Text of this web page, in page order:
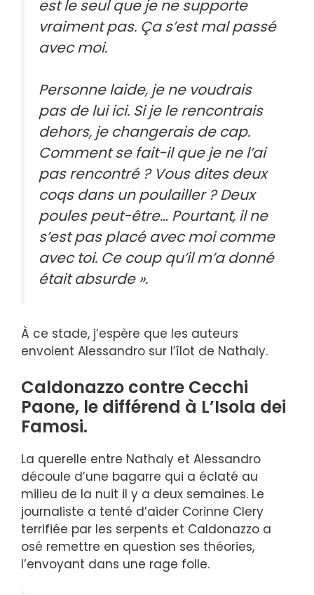
est le seul que je ne supporte
vraiment pas. Ça s’est mal passé
avec moi.
Personne laide, je ne voudrais
pas de lui ici. Si je le rencontrais
dehors, je changerais de cap.
Comment se fait-il que je ne l’ai
pas rencontré ? Vous dites deux
coqs dans un poulailler ? Deux
poules peut-être… Pourtant, il ne
s’est pas placé avec moi comme
avec toi. Ce coup qu’il m’a donné
était absurde ».
À ce stade, j’espère que les auteurs
envoient Alessandro sur l’îlot de Nathaly.
Caldonazzo contre Cecchi
Paone, le différend à L’Isola dei
Famosi.
La querelle entre Nathaly et Alessandro
découle d’une bagarre qui a éclaté au
milieu de la nuit il y a deux semaines. Le
journaliste a tenté d’aider Corinne Clery
terrifiée par les serpents et Caldonazzo a
osé remettre en question ses théories,
l’envoyant dans une rage folle.